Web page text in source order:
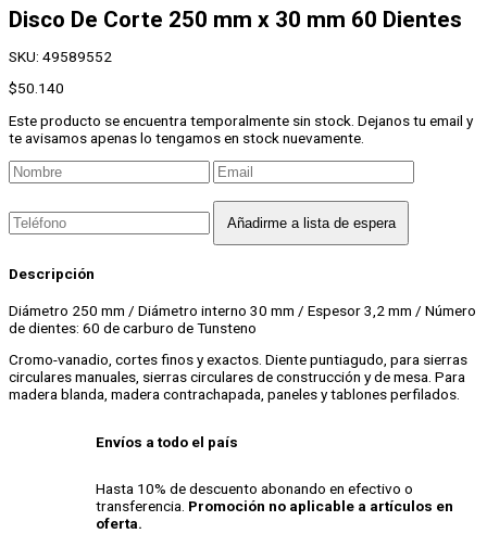
Disco De Corte 250 mm x 30 mm 60 Dientes
SKU: 49589552
$50.140
Este producto se encuentra temporalmente sin stock. Dejanos tu email y
te avisamos apenas lo tengamos en stock nuevamente.
Descripción
Diámetro 250 mm / Diámetro interno 30 mm / Espesor 3,2 mm / Número
de dientes: 60 de carburo de Tunsteno
Cromo-vanadio, cortes finos y exactos. Diente puntiagudo, para sierras
circulares manuales, sierras circulares de construcción y de mesa. Para
madera blanda, madera contrachapada, paneles y tablones perfilados.
Envíos a todo el país
Hasta 10% de descuento abonando en efectivo o
transferencia. Promoción no aplicable a artículos en
oferta.